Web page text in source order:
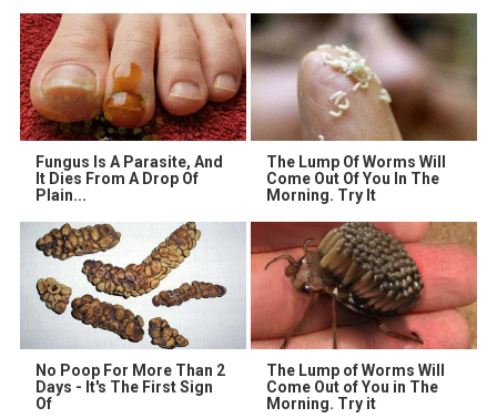
Fungus Is A Parasite, And
It Dies From A Drop Of
Plain...
The Lump Of Worms Will
Come Out Of You In The
Morning. Try It
No Poop For More Than 2
Days - It's The First Sign
Of
The Lump of Worms Will
Come Out of You in The
Morning. Try it